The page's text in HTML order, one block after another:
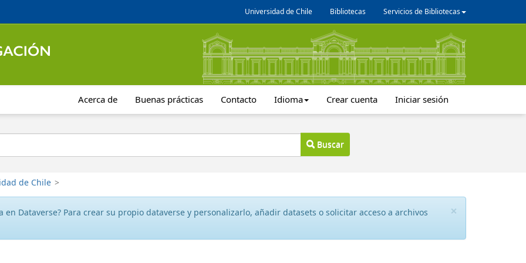
Universidad de Chile Bibliotecas Servicios de Bibliotecas
Acerca de Buenas prácticas Contacto Idioma Crear cuenta Iniciar sesión
Buscar
de Chile >
×
en Dataverse? Para crear su propio dataverse y personalizarlo, añadir datasets o solicitar acceso a archivos